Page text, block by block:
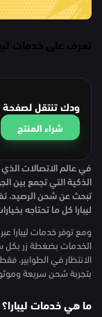
تعرف على خدمات
ودك تنتقل لصفحة
شراء المنتج
في عالم الاتصالات
الذكية التي تجمع بين
تبحث عن شحن الرصيد،
ليبارا كل ما تحتاجه
ومع توفر خدمات ليبارا
الخدمات بضغطة زر بكل
الانتظار في الطوابير،
بتجربة شحن سريعة
ما هي خدمات ليبارا؟